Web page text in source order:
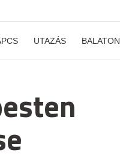
UTAZÁS BALATON